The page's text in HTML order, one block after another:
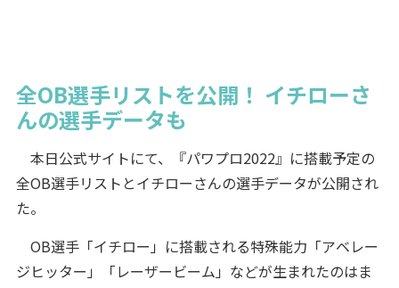
全OB選手リストを公開！ イチローさ
んの選手データも
本日公式サイトにて、『パワプロ2022』に搭載予定の
全OB選手リストとイチローさんの選手データが公開され
た。
OB選手「イチロー」に搭載される特殊能力「アベレー
ジヒッター」「レーザービーム」などが生まれたのはま